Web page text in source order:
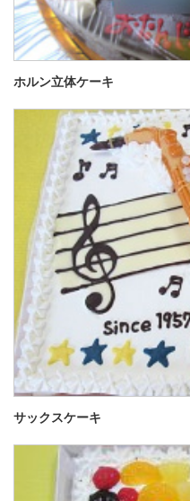
ホルン立体ケーキ
サックスケーキ